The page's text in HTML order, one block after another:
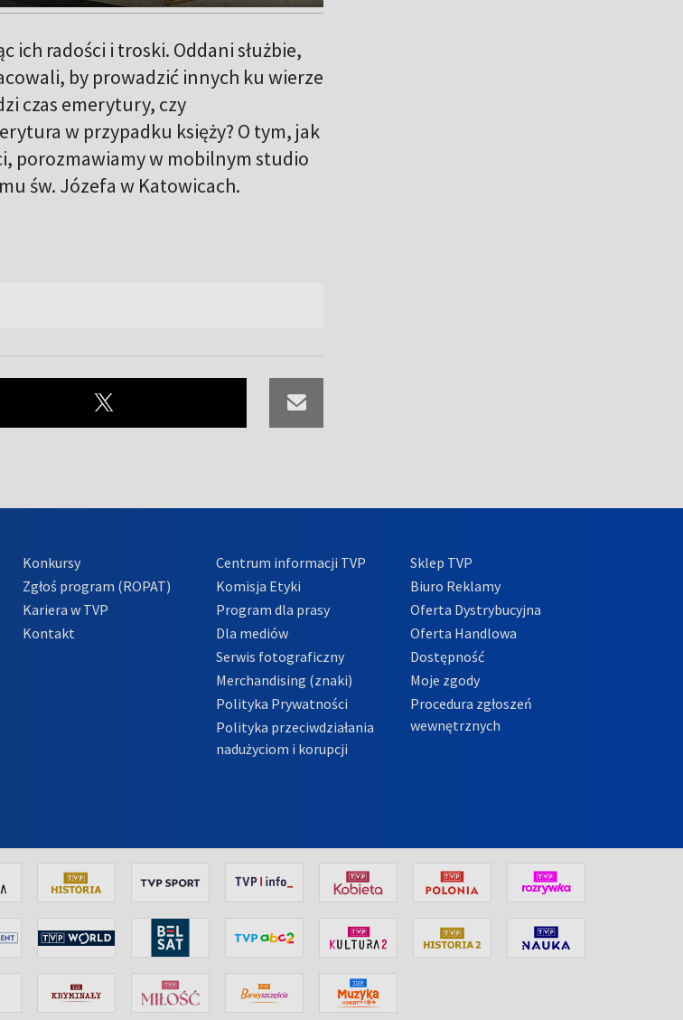
ich radości i troski. Oddani służbie,
by prowadzić innych ku wierze
czas emerytury, czy
w przypadku księży? O tym, jak
porozmawiamy w mobilnym studio
św. Józefa w Katowicach.
Konkursy
Zgłoś program (ROPAT)
Kariera w TVP
Kontakt
Centrum informacji TVP
Komisja Etyki
Program dla prasy
Dla mediów
Serwis fotograficzny
Merchandising (znaki)
Polityka Prywatności
Polityka przeciwdziałania
nadużyciom i korupcji
Sklep TVP
Biuro Reklamy
Oferta Dystrybucyjna
Oferta Handlowa
Dostępność
Moje zgody
Procedura zgłoszeń
wewnętrznych